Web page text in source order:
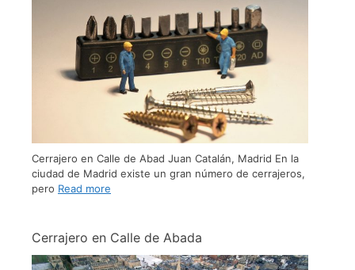
Cerrajero en Calle de Abad Juan Catalán, Madrid En la
ciudad de Madrid existe un gran número de cerrajeros,
pero Read more
Cerrajero en Calle de Abada